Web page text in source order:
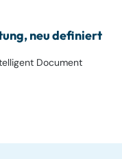
neu definiert
Document